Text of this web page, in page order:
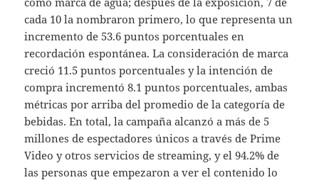
cada 10 la nombraron primero, lo que representa un
incremento de 53.6 puntos porcentuales en
recordación espontánea. La consideración de marca
creció 11.5 puntos porcentuales y la intención de
compra incrementó 8.1 puntos porcentuales, ambas
métricas por arriba del promedio de la categoría de
bebidas. En total, la campaña alcanzó a más de 5
millones de espectadores únicos a través de Prime
Video y otros servicios de streaming, y el 94.2% de
las personas que empezaron a ver el contenido lo